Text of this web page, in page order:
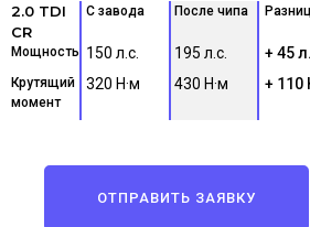
2.0 TDI
CR
Мощность
С завода
150 л.с.
После чипа
Крутящий
момент
320 Н·м
195 л.с.
430 Н·м
+ 45
+ 110
ОТПРАВИТЬ ЗАЯВКУ